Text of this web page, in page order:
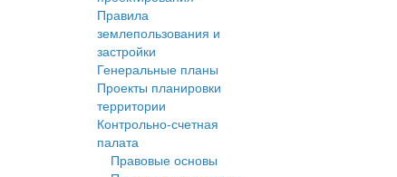
Правила
землепользования и
застройки
Генеральные планы
Проекты планировки
территории
Контрольно-счетная
палата
Правовые основы